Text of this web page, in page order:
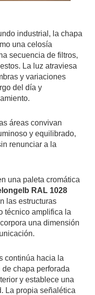
industrial, la chapa
una celosía
secuencia de filtros,
La luz atraviesa
y variaciones
del día y
áreas convivan
y equilibrado,
renunciar a la
una paleta cromática
RAL 1028
las estructuras
técnico amplifica la
una dimensión
continúa hacia la
chapa perforada
y establece una
La propia señalética